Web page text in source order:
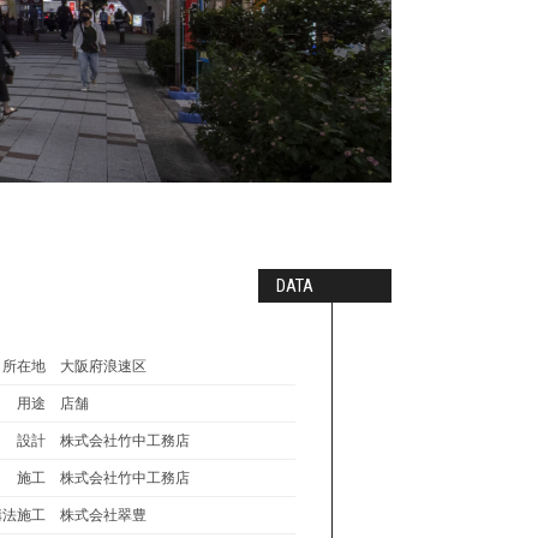
DATA
所在地 大阪府浪速区
用途 店舗
設計 株式会社竹中工務店
施工 株式会社竹中工務店
施工 株式会社翠豊